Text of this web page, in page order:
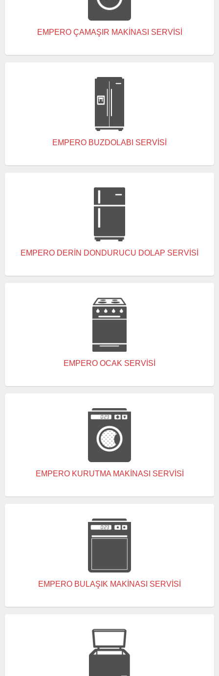
EMPERO ÇAMAŞIR MAKINASI SERVISI
EMPERO BUZDOLABI SERVISI
EMPERO DERIN DONDURUCU DOLAP SERVISI
EMPERO OCAK SERVISI
EMPERO KURUTMA MAKINASI SERVISI
EMPERO BULAŞIK MAKINASI SERVISI